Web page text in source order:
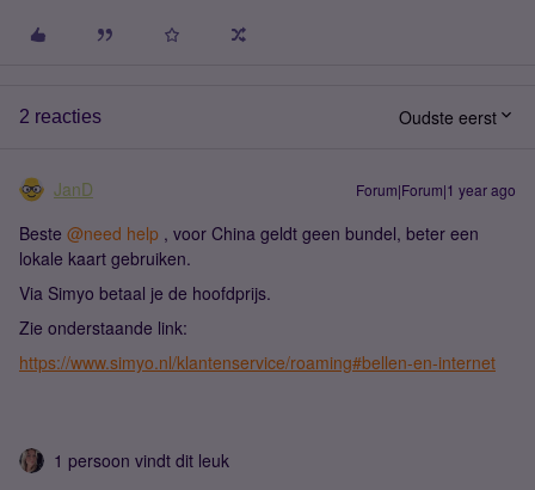
2 reacties Oudste eerst
JanD Forum|Forum|1 year ago
Beste ​ @need help , voor China geldt geen bundel, beter een
lokale kaart gebruiken.
Via Simyo betaal je de hoofdprijs.
Zie onderstaande link:
https://www.simyo.nl/klantenservice/roaming#bellen-en-internet
1 persoon vindt dit leuk